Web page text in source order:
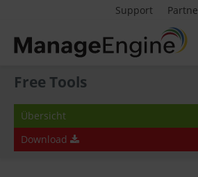
Support
Free Tools
Übersicht
Download